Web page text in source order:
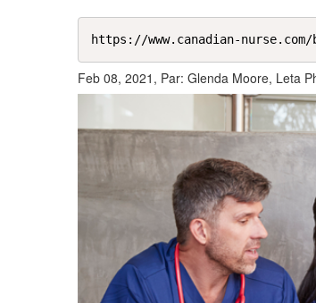
https://www.canadian-
Feb 08, 2021, Par: Glenda Moore, Leta